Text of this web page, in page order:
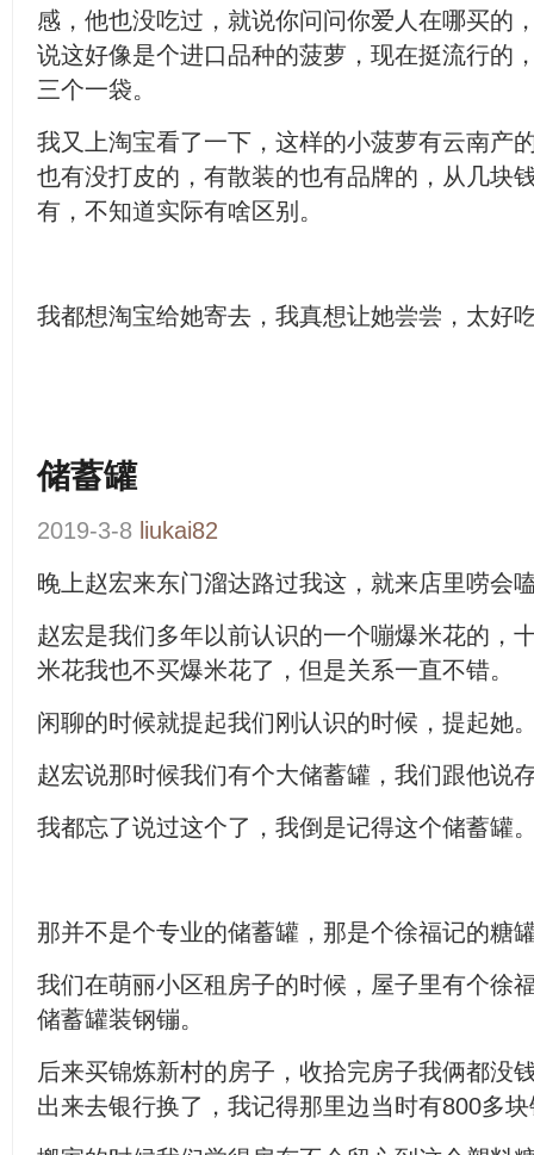
感，他也没吃过，就说你问问你爱人在哪买的
说这好像是个进口品种的菠萝，现在挺流行的
三个一袋。
我又上淘宝看了一下，这样的小菠萝有云南产
也有没打皮的，有散装的也有品牌的，从几块
有，不知道实际有啥区别。
我都想淘宝给她寄去，我真想让她尝尝，太好
储蓄罐
2019-3-8 liukai82
晚上赵宏来东门溜达路过我这，就来店里唠会
赵宏是我们多年以前认识的一个嘣爆米花的，
米花我也不买爆米花了，但是关系一直不错。
闲聊的时候就提起我们刚认识的时候，提起她
赵宏说那时候我们有个大储蓄罐，我们跟他说
我都忘了说过这个了，我倒是记得这个储蓄罐
那并不是个专业的储蓄罐，那是个徐福记的糖
我们在萌丽小区租房子的时候，屋子里有个徐
储蓄罐装钢镚。
后来买锦炼新村的房子，收拾完房子我俩都没
出来去银行换了，我记得那里边当时有800多